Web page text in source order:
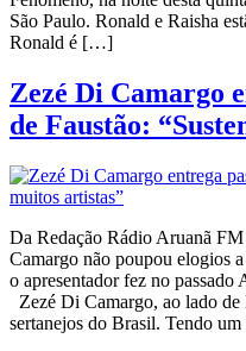
São Paulo. Ronald e Raisha
Ronald é […]
Zezé Di Camargo
de Faustão:
Da Redação Rádio Aruanã
Camargo não poupou elogios
o apresentador fez no passado
Zezé Di Camargo, ao lado
sertanejos do Brasil. Tendo